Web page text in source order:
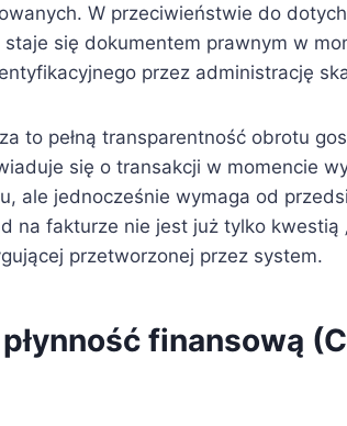
W przeciwieństwie do
się dokumentem prawnym w
przez administrację
to pełną transparentność obrotu
się o transakcji w momencie
ale jednocześnie wymaga od
na fakturze nie jest już tylko kwestią
przetworzonej przez system.
finansową